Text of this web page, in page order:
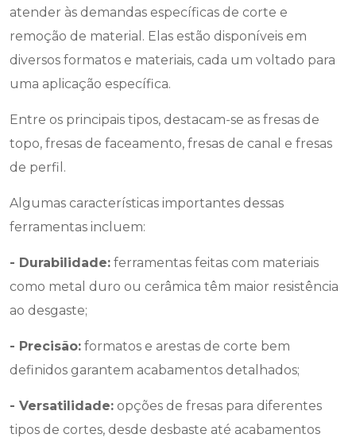
atender às demandas específicas de corte e
remoção de material. Elas estão disponíveis em
diversos formatos e materiais, cada um voltado para
uma aplicação específica.
Entre os principais tipos, destacam-se as fresas de
topo, fresas de faceamento, fresas de canal e fresas
de perfil.
Algumas características importantes dessas
ferramentas incluem:
- Durabilidade: ferramentas feitas com materiais
como metal duro ou cerâmica têm maior resistência
ao desgaste;
- Precisão: formatos e arestas de corte bem
definidos garantem acabamentos detalhados;
- Versatilidade: opções de fresas para diferentes
tipos de cortes, desde desbaste até acabamentos